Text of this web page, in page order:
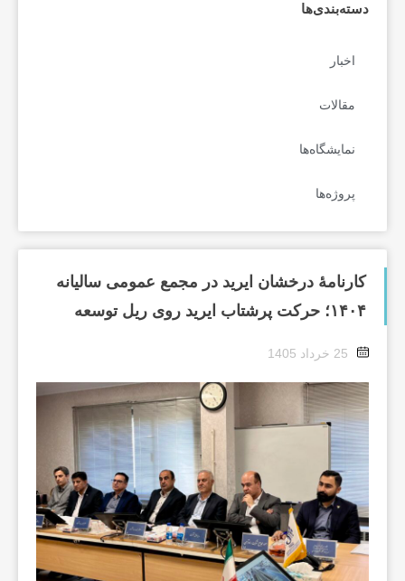
دسته‌بندی‌ها
اخبار
مقالات
نمایشگاه‌ها
پروژه‌ها
کارنامهٔ درخشان ایرید در مجمع عمومی سالیانه
۱۴۰۴؛ حرکت پرشتاب ایرید روی ریل توسعه
25 خرداد 1405